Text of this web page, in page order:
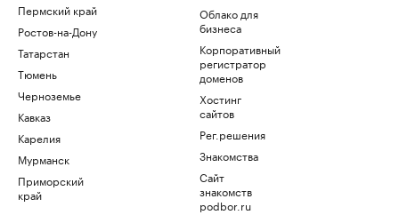
Пермский край
Ростов-на-Дону
Татарстан
Тюмень
Черноземье
Кавказ
Карелия
Мурманск
Приморский
край
Облако для
бизнеса
Корпоративный
регистратор
доменов
Хостинг
сайтов
Рег.решения
Знакомства
Сайт
знакомств
podbor.ru